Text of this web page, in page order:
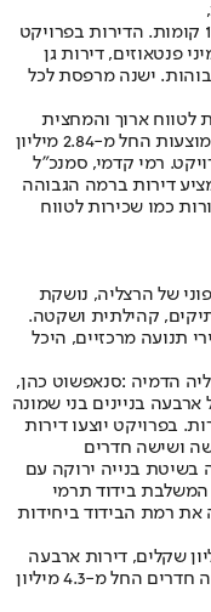
שמונה מגדלים חדשים בגובה 15 עד 17 קומות. הדירות בפרויקט
פנטאוזים, דירות גן
ישנה מרפסת לכל
לטווח ארוך והמחצית
הנוספת מוצעת למכירה. לרגל ההשקה דירות מוצעות החל מ-2.84 מיליון
רמי קדמי, סמנכ"ל
דירות ברמה הגבוהה
כמו שכירות לטווח
של הרצליה, נושקת
קהילתית ושקטה.
תנועה מרכזיים, היכל
הדמיה :סנאפשוט כהן,
בניינים בני שמונה
דירות מגוון והוא יכלול 156 דירות. בפרויקט יוצעו דירות
ושישה חדרים
בשיטת בנייה ירוקה עם
המשלבת בידוד תרמי
את רמת הבידוד ביחידות
חדרים החל מ-3.1 מיליון שקלים, דירות ארבעה
חדרים החל מ-3.8 מיליון שקלים ודירות חמישה חדרים החל מ-4.3 מיליון